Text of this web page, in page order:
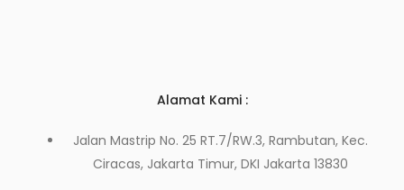
Alamat Kami :
Jalan Mastrip No. 25 RT.7/RW.3, Rambutan, Kec.
Ciracas, Jakarta Timur, DKI Jakarta 13830